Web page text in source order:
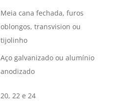
Meia cana fechada, furos
oblongos, transvision ou
tijolinho
Aço galvanizado ou alumínio
anodizado
20, 22 e 24